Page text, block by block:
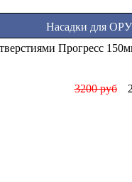
Насадки для
Прогресс
3200 руб